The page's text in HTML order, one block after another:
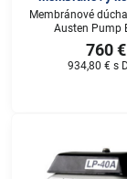
Membránové
Austen Pump
760 €
934,80 € s